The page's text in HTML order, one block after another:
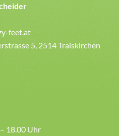
feet.at
5, 2514 Traiskirchen
18.00 Uhr